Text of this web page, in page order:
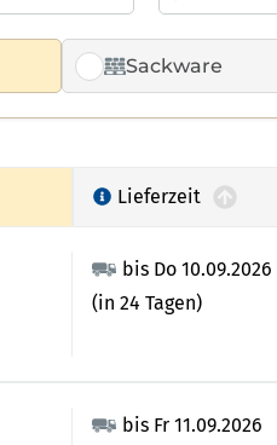
Sackware
Lieferzeit
bis Do 10.09.2026
(in 24 Tagen)
bis Fr 11.09.2026